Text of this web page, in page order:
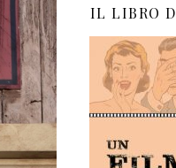
IL LIBRO